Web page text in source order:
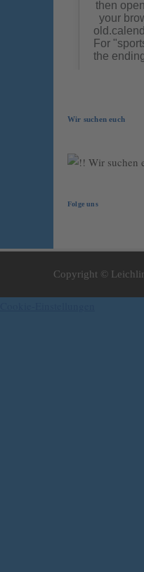
Wir suchen euch
Folge uns
Copyright ©